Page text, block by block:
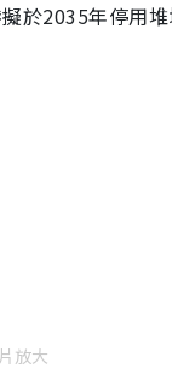
於2035年停用
放大